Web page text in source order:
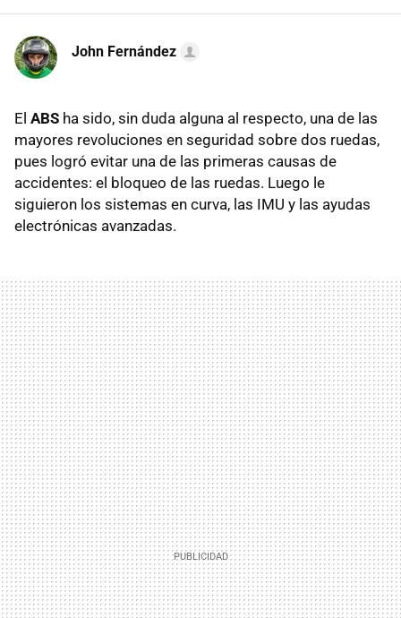
John Fernández
El ABS ha sido, sin duda alguna al respecto, una de las
mayores revoluciones en seguridad sobre dos ruedas,
pues logró evitar una de las primeras causas de
accidentes: el bloqueo de las ruedas. Luego le
siguieron los sistemas en curva, las IMU y las ayudas
electrónicas avanzadas.